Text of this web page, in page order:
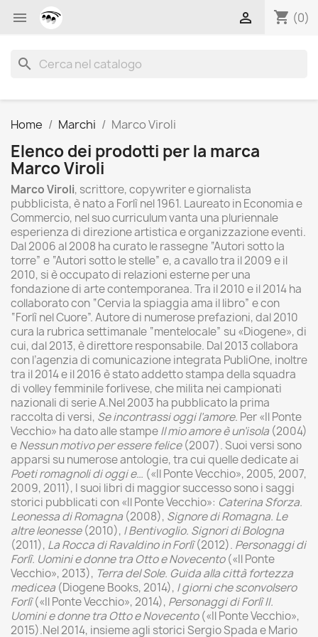
 shopping_cart (0)

search
Home Marchi Marco Viroli
Elenco dei prodotti per la marca
Marco Viroli
Marco Viroli, scrittore, copywriter e giornalista
pubblicista, è nato a Forlì nel 1961. Laureato in Economia e
Commercio, nel suo curriculum vanta una pluriennale
esperienza di direzione artistica e organizzazione eventi.
Dal 2006 al 2008 ha curato le rassegne “Autori sotto la
torre” e “Autori sotto le stelle” e, a cavallo tra il 2009 e il
2010, si è occupato di relazioni esterne per una
fondazione di arte contemporanea. Tra il 2010 e il 2014 ha
collaborato con “Cervia la spiaggia ama il libro” e con
“Forlì nel Cuore”. Autore di numerose prefazioni, dal 2010
cura la rubrica settimanale “mentelocale” su «Diogene», di
cui, dal 2013, è direttore responsabile. Dal 2013 collabora
con l’agenzia di comunicazione integrata PubliOne, inoltre
tra il 2014 e il 2016 è stato addetto stampa della squadra
di volley femminile forlivese, che milita nei campionati
nazionali di serie A.Nel 2003 ha pubblicato la prima
raccolta di versi, Se incontrassi oggi l’amore. Per «Il Ponte
Vecchio» ha dato alle stampeIl mio amore è un’isola (2004)
eNessun motivo per essere felice(2007). Suoi versi sono
apparsi su numerose antologie, tra cui quelle dedicate ai
Poeti romagnoli di oggi e… («Il Ponte Vecchio», 2005, 2007,
2009, 2011), I suoi libri di maggior successo sono i saggi
storici pubblicati con «Il Ponte Vecchio»: Caterina Sforza.
Leonessa di Romagna (2008), Signore di Romagna. Le
altre leonesse(2010), I Bentivoglio. Signori di Bologna
(2011), La Rocca di Ravaldino in Forlì(2012). Personaggi di
Forlì. Uomini e donne tra Otto e Novecento(«Il Ponte
Vecchio», 2013), Terra del Sole. Guida alla città fortezza
medicea (Diogene Books, 2014), I giorni che sconvolsero
Forlì(«Il Ponte Vecchio», 2014), Personaggi di Forlì II.
Uomini e donne tra Otto e Novecento(«Il Ponte Vecchio»,
2015).Nel 2014, insieme agli storici Sergio Spada e Mario